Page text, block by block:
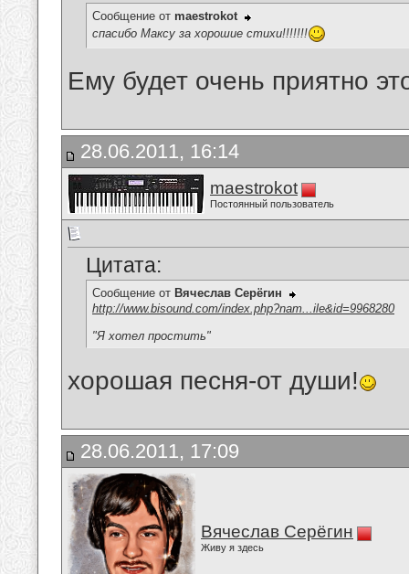
Сообщение от maestrokot
спасибо Максу за хорошие стихи!!!!!!!
Ему будет очень приятно
28.06.2011, 16:14
maestrokot
Постоянный пользователь
Цитата:
Сообщение от Вячеслав Серёгин
http://www.bisound.com/index.php?nam...ile&id=9968280
"Я хотел простить"
хорошая песня-от души!
28.06.2011, 17:09
Вячеслав Серёгин
Живу я здесь